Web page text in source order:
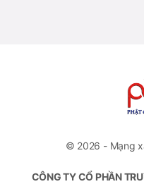
© 2026 - Mạng
CÔNG TY CỔ PHẦN